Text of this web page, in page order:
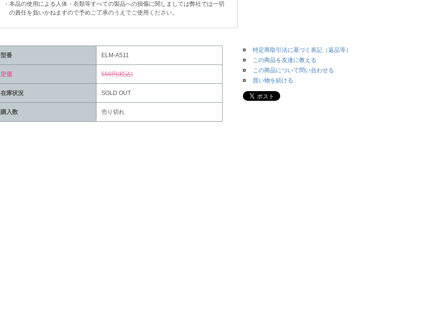
・本品の使用による人体・衣類等すべての製品への損傷に関しましては弊社では一切
の責任を負いかねますので予めご了承のうえでご使用ください。
型番 ELM-A511
定価 550円(税込)
在庫状況 SOLD OUT
購入数 売り切れ
特定商取引法に基づく表記（返品等）
この商品を友達に教える
この商品について問い合わせる
買い物を続ける